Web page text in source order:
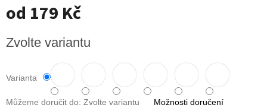
od 179 Kč
cena:
Zvolte variantu
Varianta
Můžeme doručit do: Zvolte variantu Možnosti doručení